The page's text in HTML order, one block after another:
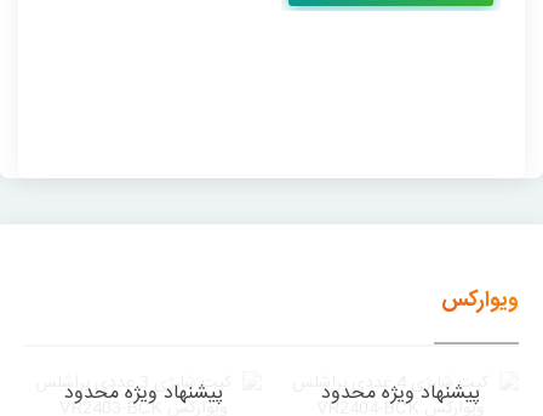
ویوارکس
پیشنهاد ویژه محدود پیشنهاد ویژه محدود